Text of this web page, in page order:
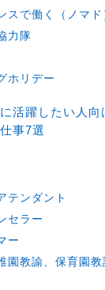
で働く（ノマド
力隊
ホリデー
に活躍したい人
事7選
テンダント
セラー
ー
教諭、保育園教